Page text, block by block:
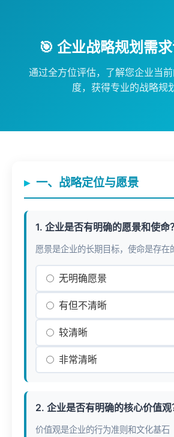
🎯 企业战略规划需
通过全方位评估，了解您企业当
度，获得专业的战略规
一、战略定位与愿景
1. 企业是否有明确的愿景和使命？
愿景是企业的长期目标，使命是存在
无明确愿景
有但不清晰
较清晰
非常清晰
2. 企业是否有明确的核心价值观
价值观是企业的行为准则和文化基石